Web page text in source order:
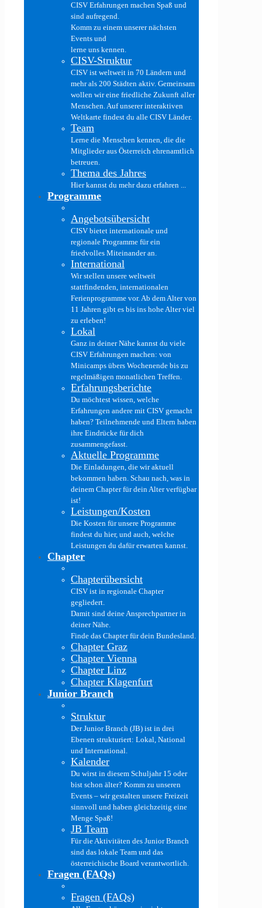
CISV Erfahrungen machen Spaß und
sind aufregend.
Komm zu einem unserer nächsten
Events und
lerne uns kennen.
CISV-Struktur
CISV ist weltweit in 70 Ländern und
mehr als 200 Städten aktiv. Gemeinsam
wollen wir eine friedliche Zukunft aller
Menschen. Auf unserer interaktiven
Weltkarte findest du alle CISV Länder.
Team
Lerne die Menschen kennen, die die
Mitglieder aus Österreich ehrenamtlich
betreuen.
Thema des Jahres
Hier kannst du mehr dazu erfahren ...
Programme
Angebotsübersicht
CISV bietet internationale und
regionale Programme für ein
friedvolles Miteinander an.
International
Wir stellen unsere weltweit
stattfindenden, internationalen
Ferienprogramme vor. Ab dem Alter von
11 Jahren gibt es bis ins hohe Alter viel
zu erleben!
Lokal
Ganz in deiner Nähe kannst du viele
CISV Erfahrungen machen: von
Minicamps übers Wochenende bis zu
regelmäßigen monatlichen Treffen.
Erfahrungsberichte
Du möchtest wissen, welche
Erfahrungen andere mit CISV gemacht
haben? Teilnehmende und Eltern haben
ihre Eindrücke für dich
zusammengefasst.
Aktuelle Programme
Die Einladungen, die wir aktuell
bekommen haben. Schau nach, was in
deinem Chapter für dein Alter verfügbar
ist!
Leistungen/Kosten
Die Kosten für unsere Programme
findest du hier, und auch, welche
Leistungen du dafür erwarten kannst.
Chapter
Chapterübersicht
CISV ist in regionale Chapter
gegliedert.
Damit sind deine Ansprechpartner in
deiner Nähe.
Finde das Chapter für dein Bundesland.
Chapter Graz
Chapter Vienna
Chapter Linz
Chapter Klagenfurt
Junior Branch
Struktur
Der Junior Branch (JB) ist in drei
Ebenen strukturiert: Lokal, National
und International.
Kalender
Du wirst in diesem Schuljahr 15 oder
bist schon älter? Komm zu unseren
Events – wir gestalten unsere Freizeit
sinnvoll und haben gleichzeitig eine
Menge Spaß!
JB Team
Für die Aktivitäten des Junior Branch
sind das lokale Team und das
österreichische Board verantwortlich.
Fragen (FAQs)
Fragen (FAQs)